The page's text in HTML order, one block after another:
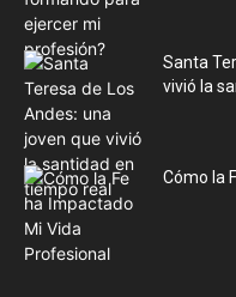
Santa
vivió la
Cómo la